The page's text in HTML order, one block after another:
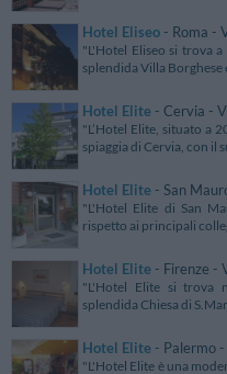
Hotel Eliseo - Roma -
"L'Hotel Eliseo si trova
splendida Villa Borghese
Hotel Elite - Cervia -
"L’Hotel Elite, situato a
spiaggia di Cervia, con il
Hotel Elite - San
"L'Hotel Elite di San
rispetto ai principali
Hotel Elite - Firenze -
"L'Hotel Elite si trova
splendida Chiesa di
Hotel Elite - Palermo
"L'Hotel Elite è una